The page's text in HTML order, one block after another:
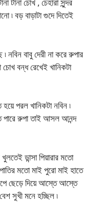
টানা চোখ , চেহারা সুন্দর
৷ বড় বাড়াটা গুদে দিতেই
নবিন বাবু দেরী না করে রুপার
চোখ বন্ধ রেখেই খানিকটা
পরল খানিকটা নবিন ৷
পারে রুপা তাই আসল আনন্দ
ডান্সা পিয়ারার মতো
মতো মাই পুরো মাই হাতে
ছেড়ে দিয়ে আস্তে আস্তে
সুখী মনে হচ্ছিল ৷